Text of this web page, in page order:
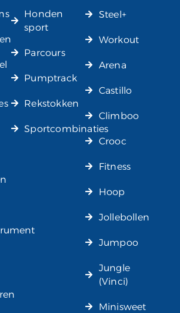
Honden
sport
Parcours
Pumptrack
Rekstokken
Sportcombinaties
Steel+
Workout
Arena
Castillo
Climboo
Crooc
Fitness
Hoop
Jollebollen
Jumpoo
Jungle
(Vinci)
Minisweet